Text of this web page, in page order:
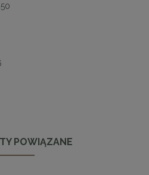
50
POWIĄZANE